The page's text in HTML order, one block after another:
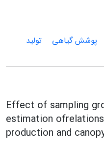
پوشش گیاهی
تولید
Effect of sampling
estimation
production and